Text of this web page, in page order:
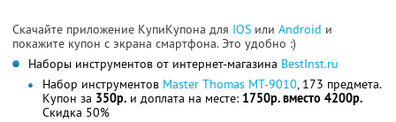
Скачайте приложение КупиКупона для IOS или Android и
покажите купон с экрана смартфона. Это удобно :)
Наборы инструментов от интернет-магазина BestInst.ru
Набор инструментов Master Thomas MT-9010, 173 предмета.
Купон за 350р. и доплата на месте: 1750р. вместо 4200р.
Скидка 50%